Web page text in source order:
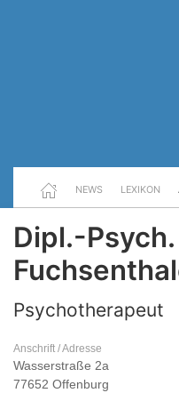
NEWS LEXIKON
Dipl.-
Psychotherapeut
Anschrift / Adresse
Wasserstraße 2a
77652 Offenburg